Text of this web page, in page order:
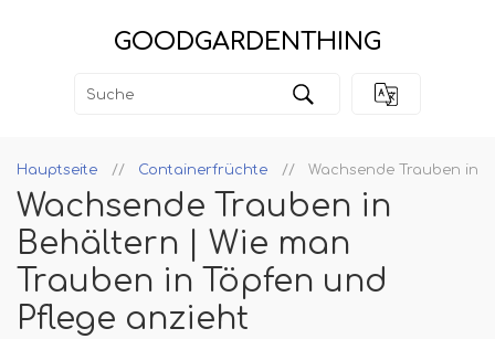
GOODGARDENTHING
Hauptseite Containerfrüchte Wachsende Trauben in
Wachsende Trauben in
Behältern | Wie man
Trauben in Töpfen und
Pflege anzieht